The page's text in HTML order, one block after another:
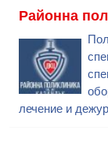
Районна
лечение и